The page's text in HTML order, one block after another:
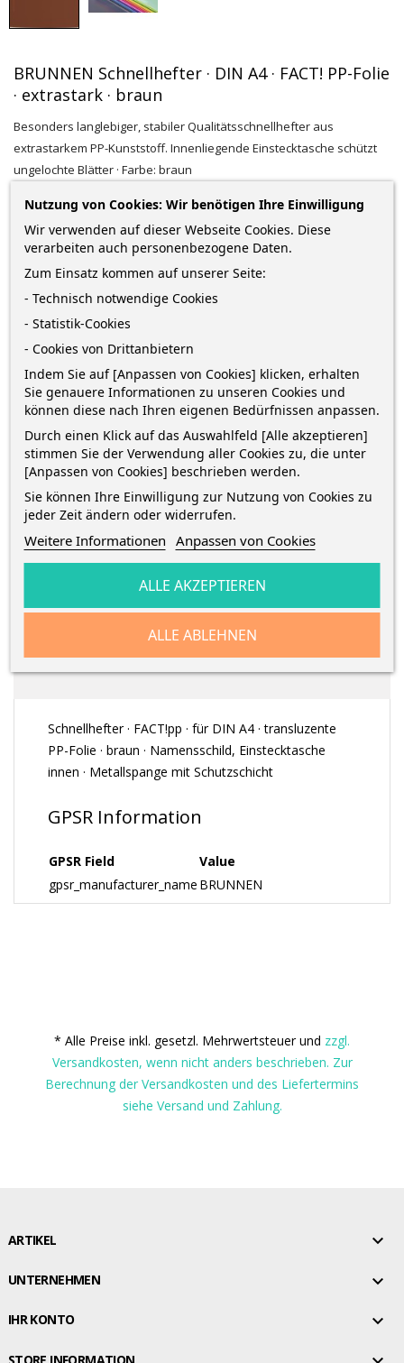
BRUNNEN Schnellhefter · DIN A4 · FACT! PP-Folie
· extrastark · braun
Besonders langlebiger, stabiler Qualitätsschnellhefter aus
extrastarkem PP-Kunststoff. Innenliegende Einstecktasche schützt
ungelochte Blätter · Farbe: braun
3,49 €
zzgl. Versandkosten *
Menge
Nur noch wenige Teile verfügbar
Sofort kaufenund erhalte die Bestellungzwischen
Montag 10 Augustund Mittwoch 12 August
Schnellhefter · FACT!pp · für DIN A4 · transluzente
PP-Folie · braun · Namensschild, Einstecktasche
innen · Metallspange mit Schutzschicht
GPSR Information
GPSR Field
Value
gpsr_manufacturer_name BRUNNEN
* Alle Preise inkl. gesetzl. Mehrwertsteuer und zzgl.
Versandkosten, wenn nicht anders beschrieben. Zur
Berechnung der Versandkosten und des Liefertermins
siehe Versand und Zahlung.
ARTIKEL 
UNTERNEHMEN 
IHR KONTO 
STORE INFORMATION
Nutzung von Cookies: Wir benötigen Ihre Einwilligung
Wir verwenden auf dieser Webseite Cookies. Diese
verarbeiten auch personenbezogene Daten.
Zum Einsatz kommen auf unserer Seite:
- Technisch notwendige Cookies
- Statistik-Cookies
- Cookies von Drittanbietern
Indem Sie auf [Anpassen von Cookies] klicken, erhalten
Sie genauere Informationen zu unseren Cookies und
können diese nach Ihren eigenen Bedürfnissen anpassen.
Durch einen Klick auf das Auswahlfeld [Alle akzeptieren]
stimmen Sie der Verwendung aller Cookies zu, die unter
[Anpassen von Cookies] beschrieben werden.
Sie können Ihre Einwilligung zur Nutzung von Cookies zu
jeder Zeit ändern oder widerrufen.
Weitere Informationen Anpassen von Cookies
ALLE ABLEHNEN
ALLE AKZEPTIEREN